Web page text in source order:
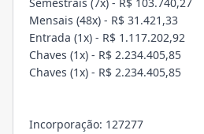
Mensais (48x) - R$ 31.421,33
Entrada (1x) - R$ 1.117.202,92
Chaves (1x) - R$ 2.234.405,85
Chaves (1x) - R$ 2.234.405,85
Incorporação: 127277